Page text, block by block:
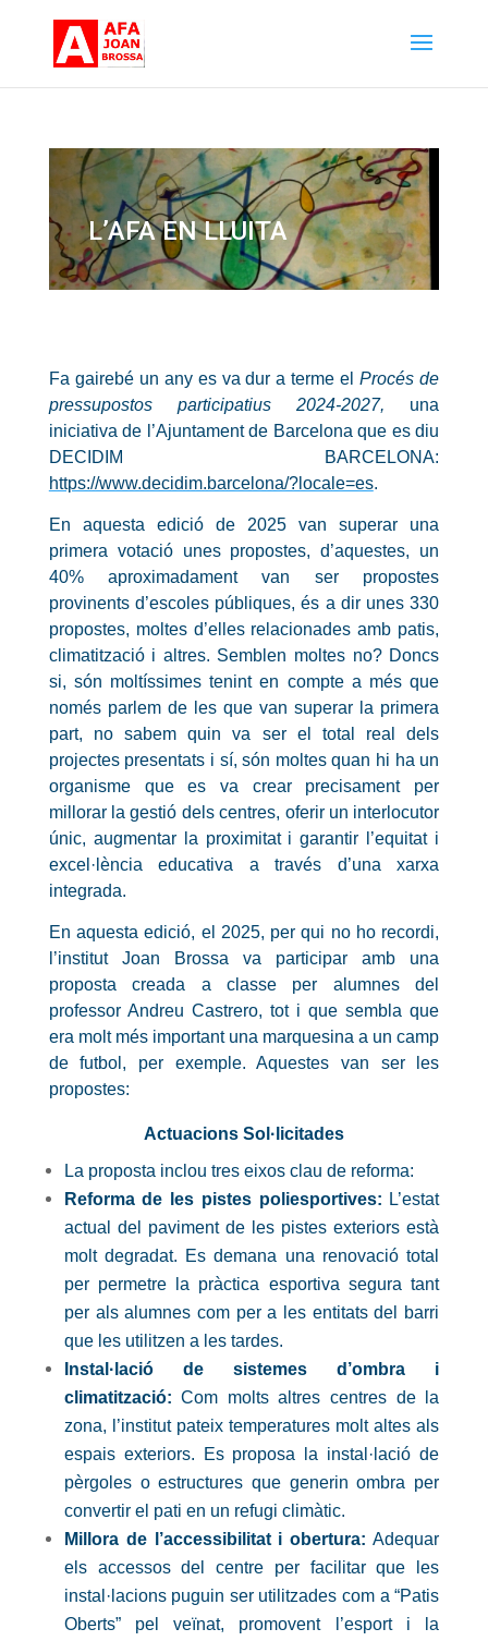
L’AFA EN LLUITA
Fa gairebé un any es va dur a terme elProcés de
pressupostos participatius 2024-2027, una
iniciativa de l’Ajuntament de Barcelona que es diu
DECIDIM BARCELONA:
https://www.decidim.barcelona/?locale=es.
En aquesta edició de 2025 van superar una
primera votació unes propostes, d’aquestes, un
40% aproximadament van ser propostes
provinents d’escoles públiques, és a dir unes 330
propostes, moltes d’elles relacionades amb patis,
climatització i altres. Semblen moltes no? Doncs
si, són moltíssimes tenint en compte a més que
només parlem de les que van superar la primera
part, no sabem quin va ser el total real dels
projectes presentats i sí, són moltes quan hi ha un
organisme que es va crear precisament per
millorar la gestió dels centres, oferir un interlocutor
únic, augmentar la proximitat i garantir l’equitat i
excel·lència educativa a través d’una xarxa
integrada.
En aquesta edició, el 2025, per qui no ho recordi,
l’institut Joan Brossa va participar amb una
proposta creada a classe per alumnes del
professor Andreu Castrero, tot i que sembla que
era molt més important una marquesina a un camp
de futbol, per exemple. Aquestes van ser les
propostes:
Actuacions Sol·licitades
La proposta inclou tres eixos clau de reforma:
Reforma de les pistes poliesportives: L’estat
actual del paviment de les pistes exteriors està
molt degradat. Es demana una renovació total
per permetre la pràctica esportiva segura tant
per als alumnes com per a les entitats del barri
que les utilitzen a les tardes.
Instal·lació de sistemes d’ombra i
climatització: Com molts altres centres de la
zona, l’institut pateix temperatures molt altes als
espais exteriors. Es proposa la instal·lació de
pèrgoles o estructures que generin ombra per
convertir el pati en un refugi climàtic.
Millora de l’accessibilitat i obertura: Adequar
els accessos del centre per facilitar que les
instal·lacions puguin ser utilitzades com a “Patis
Oberts” pel veïnat, promovent l’esport i la